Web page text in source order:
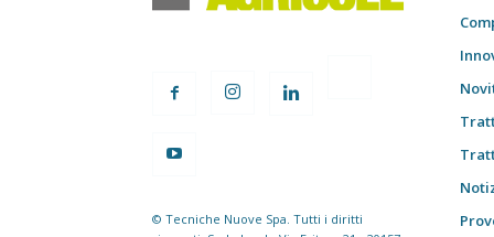
© Tecniche Nuove Spa. Tutti i diritti